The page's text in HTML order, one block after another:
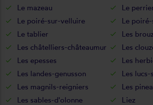
Le mazeau
Le
Le poiré-sur-velluire
Le
Le tablier
Les
Les châtelliers-châteaumur
Les
Les epesses
Les
Les landes-genusson
Les
Les magnils-reigniers
Les
Les sables-d'olonne
Liez